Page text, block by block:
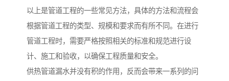
以上是管道工程的一些常见方法，具体的方法和流程会
根据管道工程的类型、规模和要求而有所不同。在进行
管道工程时，需要严格按照相关的标准和规范进行设
计、施工和验收，以确保工程质量和安全。
供热管道漏水并没有积的作用，反而会带来一系列的问